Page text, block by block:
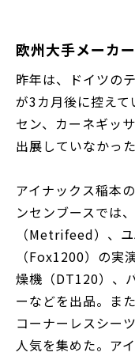
欧州大手メーカ
昨年は、ドイツの
が3カ月後に控え
セン、カーネギッ
出展していなかっ
アイナックス稲本
ンセンブースでは
（Metrifeed）、
（Fox1200）の実
燥機（DT120）、
ーなどを出品。ま
コーナーレスシー
人気を集めた。ア